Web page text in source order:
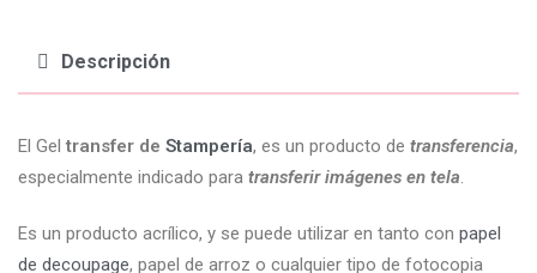
Descripción
El Geltransfer de Stampería, es un producto de transferencia,
especialmente indicado para transferir imágenes en tela.
Es un producto acrílico, y se puede utilizar en tanto con papel
de decoupage, papel de arroz o cualquier tipo de fotocopia